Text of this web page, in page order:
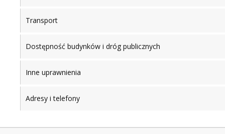
Transport
Dostępność budynków i dróg publicznych
Inne uprawnienia
Adresy i telefony